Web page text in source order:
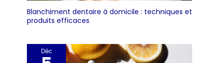
Blanchiment dentaire à domicile : techniques et
produits efficaces
Déc